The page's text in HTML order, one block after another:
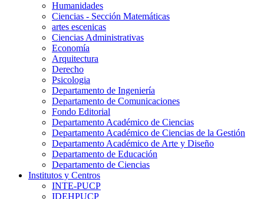
Humanidades
Ciencias - Sección Matemáticas
artes escenicas
Ciencias Administrativas
Economía
Arquitectura
Derecho
Psicologia
Departamento de Ingeniería
Departamento de Comunicaciones
Fondo Editorial
Departamento Académico de Ciencias
Departamento Académico de Ciencias de la Gestión
Departamento Académico de Arte y Diseño
Departamento de Educación
Departamento de Ciencias
Institutos y Centros
INTE-PUCP
IDEHPUCP